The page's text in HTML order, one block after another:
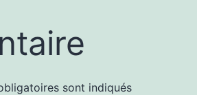
sont indiqués